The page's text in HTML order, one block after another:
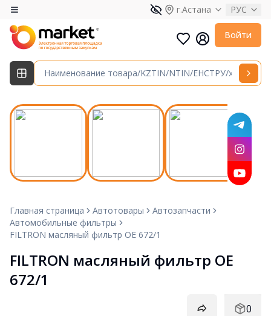
г.Астана РУС
Войти
Главная страница Автотовары
Автозапчасти
Автомобильные фильтры
FILTRON масляный фильтр OE 672/1
FILTRON масляный фильтр OE
672/1
0